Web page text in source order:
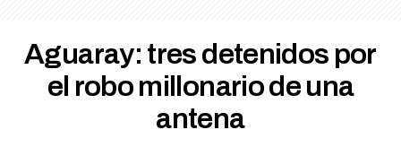
Aguaray: tres detenidos por
el robo millonario de una
antena